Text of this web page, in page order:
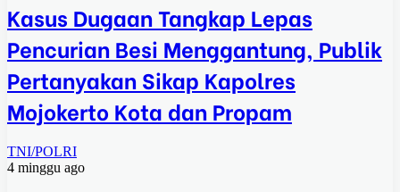
Kasus Dugaan Tangkap Lepas
Pencurian Besi Menggantung, Publik
Pertanyakan Sikap Kapolres
Mojokerto Kota dan Propam
TNI/POLRI
4 minggu ago